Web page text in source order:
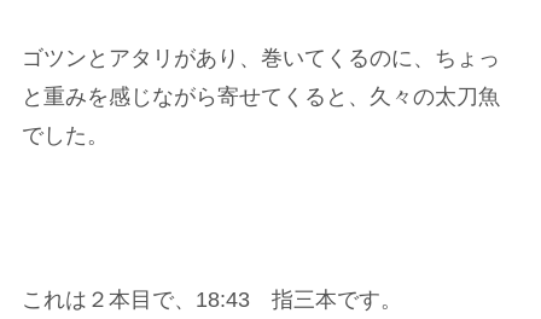
ゴツンとアタリがあり、巻いてくるのに、ちょっ
と重みを感じながら寄せてくると、久々の太刀魚
でした。
これは２本目で、18:43 指三本です。